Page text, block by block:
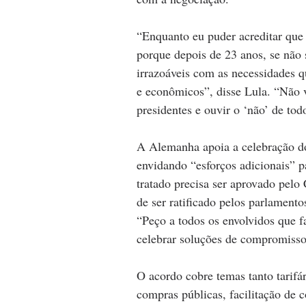
“Enquanto eu puder acreditar
porque depois de 23 anos, se
irrazoáveis com as necessidades
e econômicos”, disse Lula.
presidentes e ouvir o ‘não’ de
A Alemanha apoia a celebração
envidando “esforços adicionais”
tratado precisa ser aprovado
de ser ratificado pelos
“Peço a todos os envolvidos que
celebrar soluções de
O acordo cobre temas tanto
compras públicas, facilitação de